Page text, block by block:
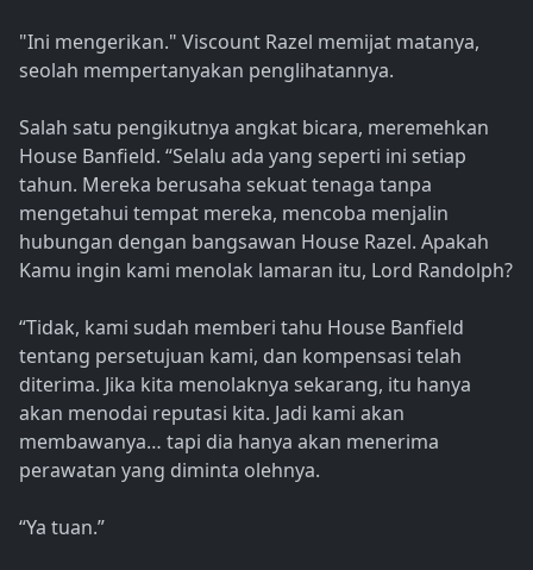
"Ini mengerikan." Viscount Razel memijat matanya,
seolah mempertanyakan penglihatannya.
Salah satu pengikutnya angkat bicara, meremehkan
House Banfield. “Selalu ada yang seperti ini setiap
tahun. Mereka berusaha sekuat tenaga tanpa
mengetahui tempat mereka, mencoba menjalin
hubungan dengan bangsawan House Razel. Apakah
Kamu ingin kami menolak lamaran itu, Lord Randolph?
“Tidak, kami sudah memberi tahu House Banfield
tentang persetujuan kami, dan kompensasi telah
diterima. Jika kita menolaknya sekarang, itu hanya
akan menodai reputasi kita. Jadi kami akan
membawanya… tapi dia hanya akan menerima
perawatan yang diminta olehnya.
“Ya tuan.”